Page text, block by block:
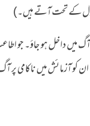
اصول کے تحت آتے ہیں۔)
میں داخل ہو جاؤ۔ جو
آزمائش میں ناکامی پر